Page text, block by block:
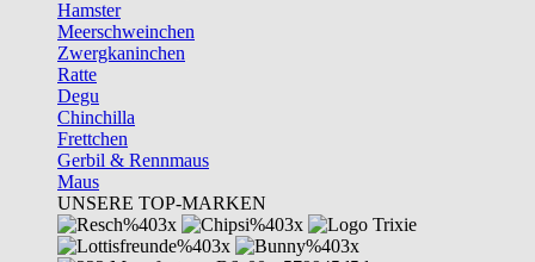
Hamster
Meerschweinchen
Zwergkaninchen
Ratte
Degu
Chinchilla
Frettchen
Gerbil & Rennmaus
Maus
UNSERE TOP-MARKEN